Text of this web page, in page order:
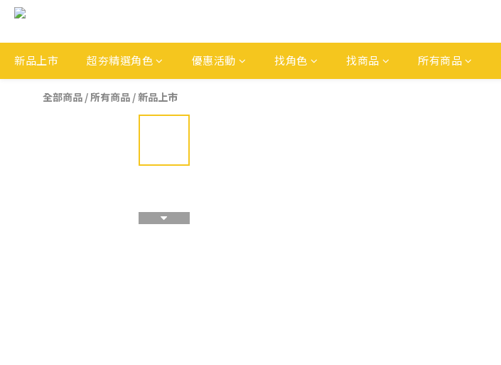
新品上市 超夯精選角色 優惠活動 找角色 找商品 所有商品
全部商品 /所有商品 /新品上市